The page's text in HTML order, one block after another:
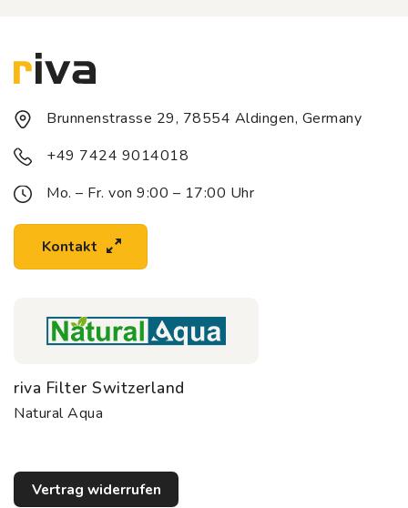
Brunnenstrasse 29, 78554 Aldingen, Germany
+49 7424 9014018
Mo. – Fr. von 9:00 – 17:00 Uhr
Kontakt
riva Filter Switzerland
Natural Aqua
Vertrag widerrufen